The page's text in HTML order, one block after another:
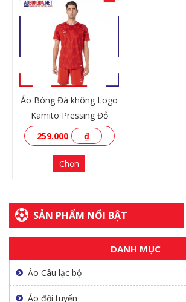
XEM THÊM
XEM THÊM
Áo Bóng Đá không Logo
Kamito Pressing Đỏ
259.000
₫
Chọn
SẢN PHẨM NỔI BẬT
DANH MỤC
Áo Câu lạc bộ
Áo đội tuyển